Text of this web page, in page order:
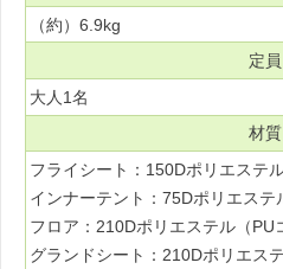
（約）6.9kg
定員
大人1名
材質
フライシート：150Dポリエステ
インナーテント：75Dポリエステ
フロア：210Dポリエステル（PU
グランドシート：210Dポリエス